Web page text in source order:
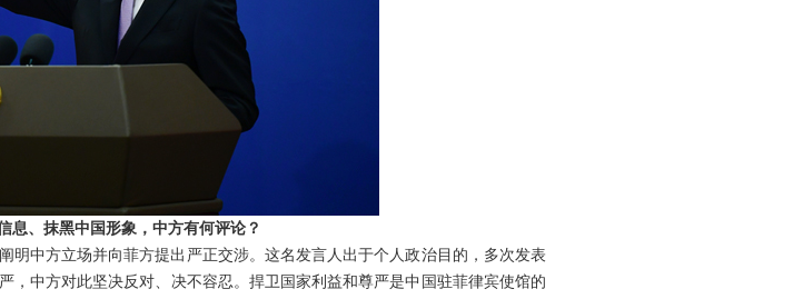
息、抹黑中国形象，中方有何评论？
明中方立场并向菲方提出严正交涉。这名发言人出于个人政治目的，多次发表
，中方对此坚决反对、决不容忍。捍卫国家利益和尊严是中国驻菲律宾使馆的